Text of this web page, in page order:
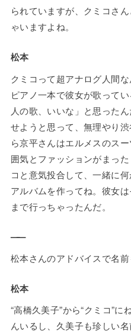
られていますが、クミコさ
ゃいますよね。
松本
クミコって超アナログ人間
ピアノ一本で彼女が歌って
人の歌、いいな」と思った
せようと思って、無理やり
ら京平さんはエルメスのス
囲気とファッションがまっ
コと意気投合して、一緒に
アルバムを作ってね。彼女
まで行っちゃったんだ。
——
松本さんのアドバイスで名前
松本
“高橋久美子”から“クミコ”
んいるし、久美子も珍しい